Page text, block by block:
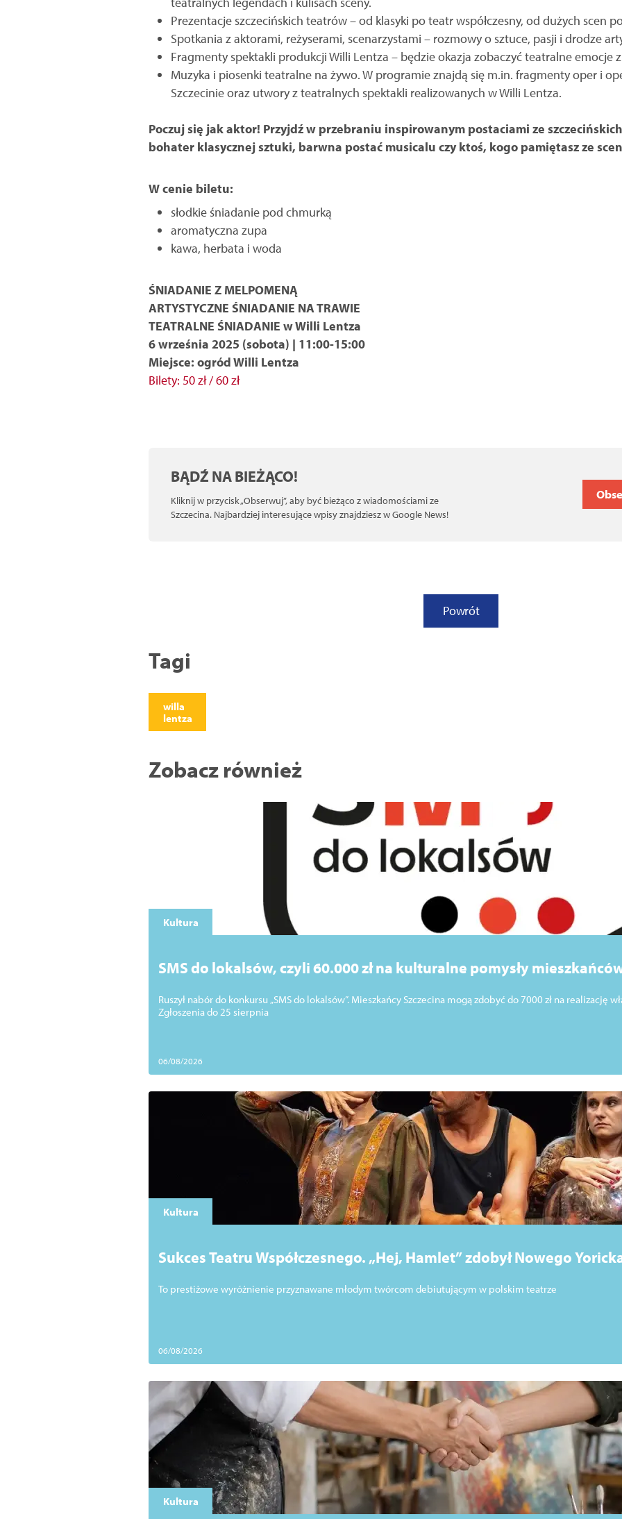
Prezentacje szczecińskich teatrów – od klasyki po teatr współczesny, od dużych scen
Spotkania z aktorami, reżyserami, scenarzystami – rozmowy o sztuce, pasji i drodze
Fragmenty spektakli produkcji Willi Lentza – będzie okazja zobaczyć teatralne emocje
Muzyka i piosenki teatralne na żywo. W programie znajdą się m.in. fragmenty oper i
Szczecinie oraz utwory z teatralnych spektakli realizowanych w Willi Lentza.
Poczuj się jak aktor! Przyjdź w przebraniu inspirowanym postaciami ze
bohater klasycznej sztuki, barwna postać musicalu czy ktoś, kogo pamiętasz ze
W cenie biletu:
słodkie śniadanie pod chmurką
aromatyczna zupa
kawa, herbata i woda
ŚNIADANIE Z MELPOMENĄ
ARTYSTYCZNE ŚNIADANIE NA TRAWIE
TEATRALNE ŚNIADANIE w Willi Lentza
6 września 2025 (sobota) | 11:00-15:00
Miejsce: ogród Willi Lentza
Bilety: 50 zł / 60 zł
BĄDŹ NA BIEŻĄCO!
Kliknij w przycisk „Obserwuj”, aby być bieżąco z wiadomościami ze
Szczecina. Najbardziej interesujące wpisy znajdziesz w Google News!
Powrót
Tagi
willa
lentza
Zobacz również
Kultura
SMS do lokalsów, czyli 60.000 zł na kulturalne pomysły
Ruszył nabór do konkursu „SMS do lokalsów”. Mieszkańcy Szczecina mogą zdobyć do 7000 zł na realizację
Zgłoszenia do 25 sierpnia
06/08/2026
Kultura
Sukces Teatru Współczesnego. „Hej, Hamlet” zdobył Nowego
To prestiżowe wyróżnienie przyznawane młodym twórcom debiutującym w polskim teatrze
06/08/2026
Kultura